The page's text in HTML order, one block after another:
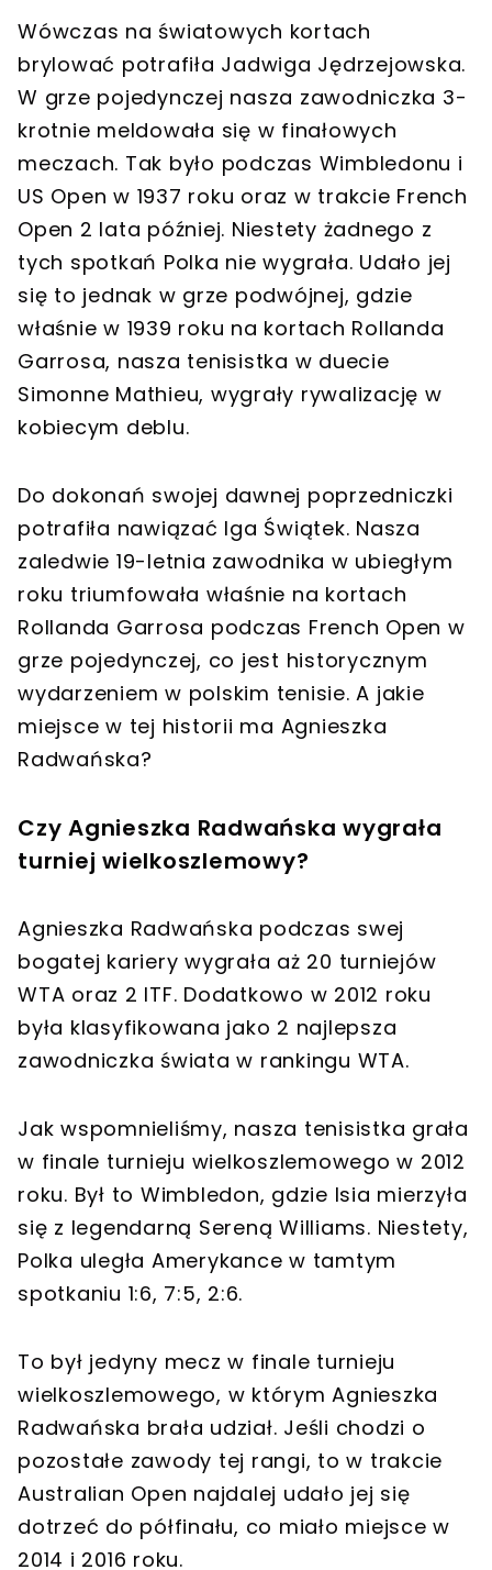
Wówczas na światowych kortach
brylować potrafiła Jadwiga Jędrzejowska.
W grze pojedynczej nasza zawodniczka 3-
krotnie meldowała się w finałowych
meczach. Tak było podczas Wimbledonu i
US Open w 1937 roku oraz w trakcie French
Open 2 lata później. Niestety żadnego z
tych spotkań Polka nie wygrała. Udało jej
się to jednak w grze podwójnej, gdzie
właśnie w 1939 roku na kortach Rollanda
Garrosa, nasza tenisistka w duecie
Simonne Mathieu, wygrały rywalizację w
kobiecym deblu.
Do dokonań swojej dawnej poprzedniczki
potrafiła nawiązać Iga Świątek. Nasza
zaledwie 19-letnia zawodnika w ubiegłym
roku triumfowała właśnie na kortach
Rollanda Garrosa podczas French Open w
grze pojedynczej, co jest historycznym
wydarzeniem w polskim tenisie. A jakie
miejsce w tej historii ma Agnieszka
Radwańska?
Czy Agnieszka Radwańska wygrała
turniej wielkoszlemowy?
Agnieszka Radwańska podczas swej
bogatej kariery wygrała aż 20 turniejów
WTA oraz 2 ITF. Dodatkowo w 2012 roku
była klasyfikowana jako 2 najlepsza
zawodniczka świata w rankingu WTA.
Jak wspomnieliśmy, nasza tenisistka grała
w finale turnieju wielkoszlemowego w 2012
roku. Był to Wimbledon, gdzie Isia mierzyła
się z legendarną Sereną Williams. Niestety,
Polka uległa Amerykance w tamtym
spotkaniu 1:6, 7:5, 2:6.
To był jedyny mecz w finale turnieju
wielkoszlemowego, w którym Agnieszka
Radwańska brała udział. Jeśli chodzi o
pozostałe zawody tej rangi, to w trakcie
Australian Open najdalej udało jej się
dotrzeć do półfinału, co miało miejsce w
2014 i 2016 roku.